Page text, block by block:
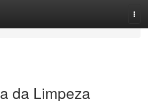
da Limpeza